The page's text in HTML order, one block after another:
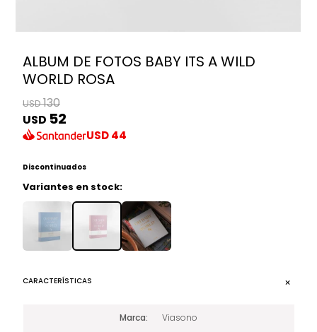
ALBUM DE FOTOS BABY ITS A WILD
WORLD ROSA
USD130
USD 52
USD44
Discontinuados
Variantes en stock:
CARACTERÍSTICAS
Marca Viasono